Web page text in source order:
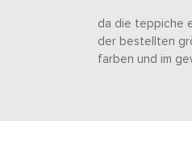
da die teppiche
der bestellten
farben und im